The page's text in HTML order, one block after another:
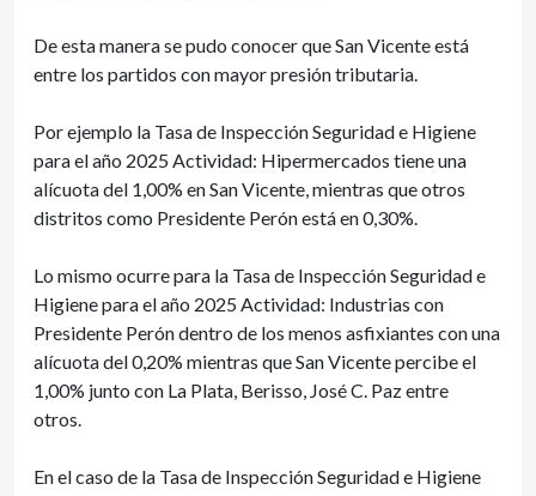
De esta manera se pudo conocer que San Vicente está
entre los partidos con mayor presión tributaria.
Por ejemplo la Tasa de Inspección Seguridad e Higiene
para el año 2025 Actividad: Hipermercados tiene una
alícuota del 1,00% en San Vicente, mientras que otros
distritos como Presidente Perón está en 0,30%.
Lo mismo ocurre para la Tasa de Inspección Seguridad e
Higiene para el año 2025 Actividad: Industrias con
Presidente Perón dentro de los menos asfixiantes con una
alícuota del 0,20% mientras que San Vicente percibe el
1,00% junto con La Plata, Berisso, José C. Paz entre
otros.
En el caso de la Tasa de Inspección Seguridad e Higiene